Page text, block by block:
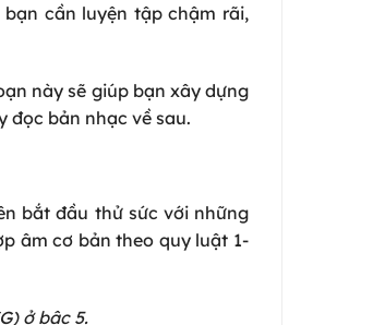
cần luyện tập chậm rãi,
này sẽ giúp bạn xây dựng
đọc bản nhạc về sau.
bắt đầu thử sức với những
âm cơ bản theo quy luật 1-
ở bậc 5.